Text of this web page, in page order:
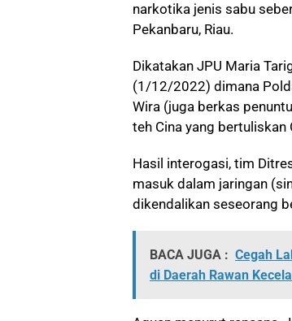
narkotika jenis sabu
Pekanbaru, Riau.
Dikatakan JPU Maria
(1/12/2022) dimana
Wira (juga berkas
teh Cina yang bertuliskan
Hasil interogasi, tim
masuk dalam jaringan
dikendalikan seseorang
BACA JUGA : Cegah
di Daerah Rawan